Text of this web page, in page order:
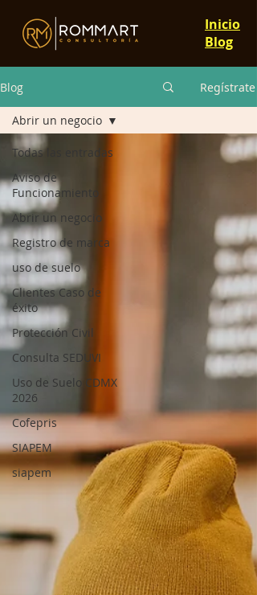
Inicio
Blog
Blog Regístrate
Todas las entradas
Aviso de
Funcionamiento
Abrir un negocio
Registro de marca
uso de suelo
Clientes Caso de
éxito
Protección Civil
Consulta SEDUVI
Uso de Suelo CDMX
2026
Cofepris
SIAPEM
siapem
Abrir un negocio